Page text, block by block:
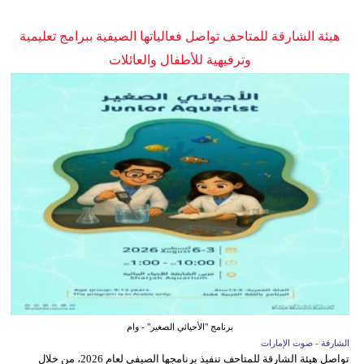
هيئة الشارقة للمتاحف تواصل فعالياتها الصيفية ببرامج تعليمية
وترفيهية للأطفال والعائلات
برنامج "الأحيائي الصغير" - وام
الشارقة - صوت الإمارات
تواصل هيئة الشارقة للمتاحف تنفيذ برنامجها الصيفي لعام 2026، من خلال